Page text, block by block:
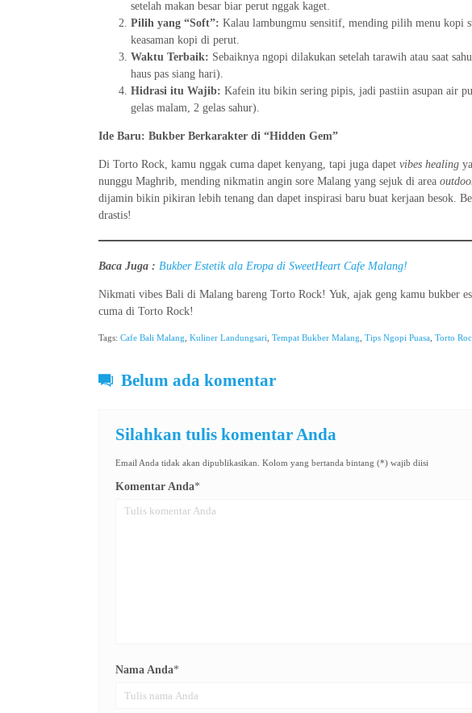
setelah makan besar biar perut nggak kaget.
Pilih yang “Soft”: Kalau lambungmu sensitif, mending pilih menu kopi
keasaman kopi di perut.
Waktu Terbaik: Sebaiknya ngopi dilakukan setelah tarawih atau saat
haus pas siang hari).
Hidrasi itu Wajib: Kafein itu bikin sering pipis, jadi pastiin asupan air
gelas malam, 2 gelas sahur).
Ide Baru: Bukber Berkarakter di “Hidden Gem”
Di Torto Rock, kamu nggak cuma dapet kenyang, tapi juga dapet vibes healing
nunggu Maghrib, mending nikmatin angin sore Malang yang sejuk di area
dijamin bikin pikiran lebih tenang dan dapet inspirasi baru buat kerjaan besok.
drastis!
Baca Juga : Bukber Estetik ala Eropa di SweetHeart Cafe Malang!
Nikmati vibes Bali di Malang bareng Torto Rock! Yuk, ajak geng kamu bukber
cuma di Torto Rock!
Tags: Cafe Bali Malang Kuliner Landungsari Tempat Bukber Malang Tips Ngopi Puasa Torto
Belum ada komentar
Silahkan tulis komentar Anda
Email Anda tidak akan dipublikasikan. Kolom yang bertanda bintang (*) wajib diisi
Komentar Anda*
Nama Anda*